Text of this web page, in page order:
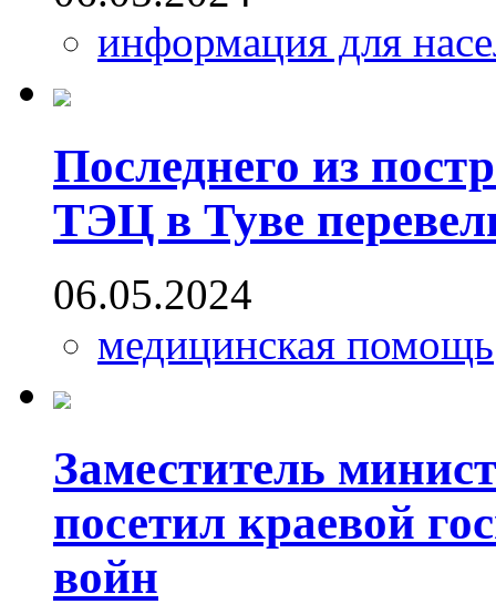
информация для
Последнего из
ТЭЦ в Туве
06.05.2024
медицинская помощь
Заместитель
посетил краевой
войн